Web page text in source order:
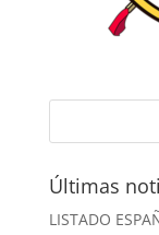
Últimas
LISTADO